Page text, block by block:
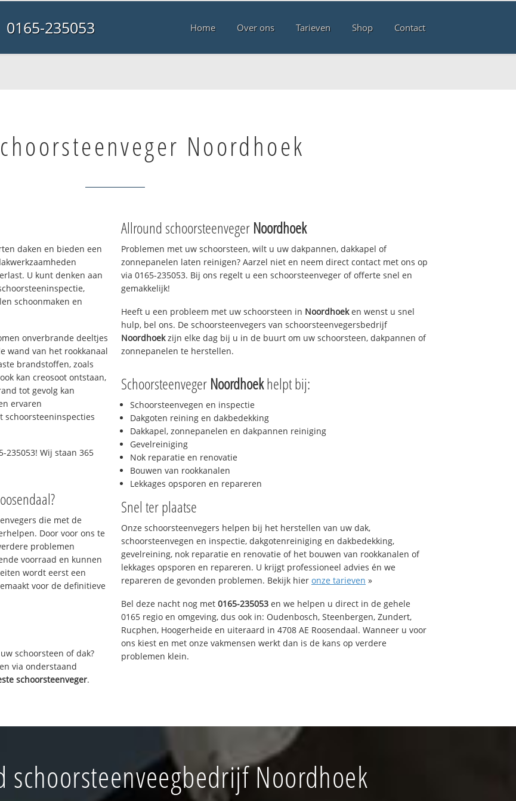
0165-235053 Home Over ons Tarieven Shop Contact
Noordhoek
daken en bieden een
U kunt denken aan
schoonmaken en
onverbrande deeltjes
wand van het rookkanaal
brandstoffen, zoals
kan creosoot ontstaan,
tot gevolg kan
ervaren
schoorsteeninspecties
235053! Wij staan 365
die met de
Door voor ons te
problemen
voorraad en kunnen
wordt eerst een
voor de definitieve
schoorsteen of dak?
via onderstaand
schoorsteenveger.
Allround schoorsteenveger Noordhoek
Problemen met uw schoorsteen, wilt u uw dakpannen, dakkapel of
zonnepanelen laten reinigen? Aarzel niet en neem direct contact met ons op
via 0165-235053. Bij ons regelt u een schoorsteenveger of offerte snel en
gemakkelijk!
Heeft u een probleem met uw schoorsteen in Noordhoeken wenst u snel
hulp, bel ons. De schoorsteenvegers van schoorsteenvegersbedrijf
Noordhoekzijn elke dag bij u in de buurt om uw schoorsteen, dakpannen of
zonnepanelen te herstellen.
Schoorsteenveger Noordhoekhelpt bij:
Schoorsteenvegen en inspectie
Dakgoten reining en dakbedekking
Dakkapel, zonnepanelen en dakpannen reiniging
Gevelreiniging
Nok reparatie en renovatie
Bouwen van rookkanalen
Lekkages opsporen en repareren
Snel ter plaatse
Onze schoorsteenvegers helpen bij het herstellen van uw dak,
schoorsteenvegen en inspectie, dakgotenreiniging en dakbedekking,
gevelreining, nok reparatie en renovatie of het bouwen van rookkanalen of
lekkages opsporen en repareren. U krijgt professioneel advies én we
repareren de gevonden problemen. Bekijk hier onze tarieven »
Bel deze nacht nog met 0165-235053 en we helpen u direct in de gehele
0165 regio en omgeving, dus ook in: Oudenbosch, Steenbergen, Zundert,
Rucphen, Hoogerheide en uiteraard in 4708 AE Roosendaal. Wanneer u voor
ons kiest en met onze vakmensen werkt dan is de kans op verdere
problemen klein.
schoorsteenveegbedrijf Noordhoek